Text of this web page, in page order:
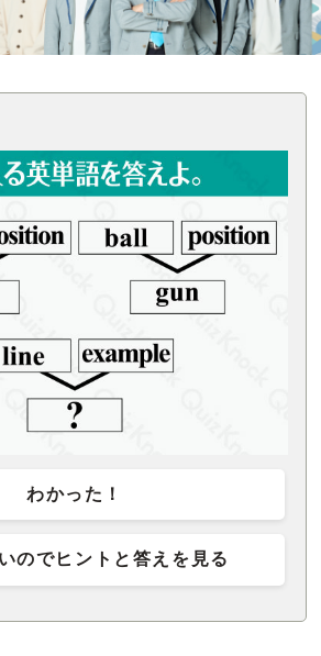
わかった！
のでヒントと答えを見る